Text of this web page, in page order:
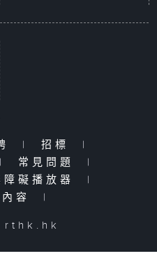
| 招標
|
| 常見問題
|
障礙播放器
|
容
|